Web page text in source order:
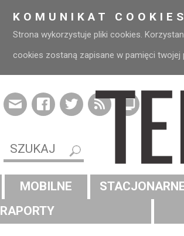
KOMUNIKAT COOKIES
Strona wykorzystuje pliki cookies.
cookies zostaną zapisane w pamięci twojej
MOBILNE
RAPORTY